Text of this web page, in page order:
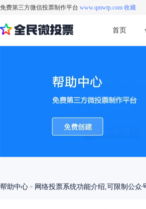
免费第三方微信投票制作平台 www.qmwtp.com 收藏
首页
帮助中心 > 网络投票系统功能介绍,可限制公众